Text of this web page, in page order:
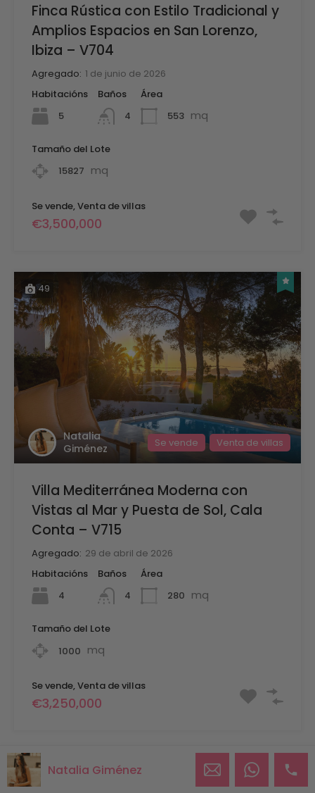
Finca Rústica con Estilo Tradicional y
Amplios Espacios en San Lorenzo,
Ibiza – V704
Agregado: 1 de junio de 2026
Habitacións
5
Baños
4
Área
553 mq
Tamaño del Lote
15827 mq
Se vende, Venta de villas
€3,500,000
49
Natalia
Giménez
Se vende Venta de villas
Villa Mediterránea Moderna con
Vistas al Mar y Puesta de Sol, Cala
Conta – V715
Agregado: 29 de abril de 2026
Habitacións
4
Baños
4
Área
280 mq
Tamaño del Lote
1000 mq
Se vende, Venta de villas
€3,250,000
Natalia Giménez